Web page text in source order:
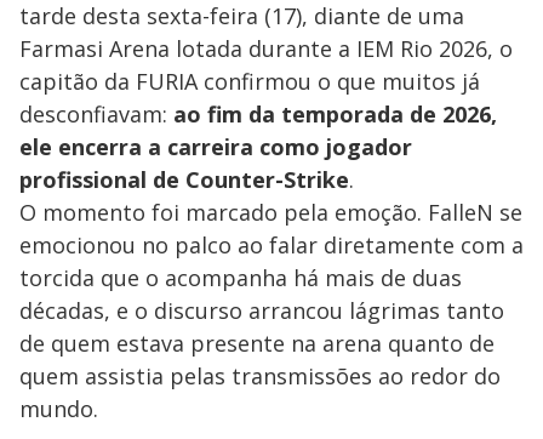
tarde desta sexta-feira (17), diante de uma
Farmasi Arena lotada durante a IEM Rio 2026, o
capitão da FURIA confirmou o que muitos já
desconfiavam: ao fim da temporada de 2026,
ele encerra a carreira como jogador
profissional de Counter-Strike.
O momento foi marcado pela emoção. FalleN se
emocionou no palco ao falar diretamente com a
torcida que o acompanha há mais de duas
décadas, e o discurso arrancou lágrimas tanto
de quem estava presente na arena quanto de
quem assistia pelas transmissões ao redor do
mundo.